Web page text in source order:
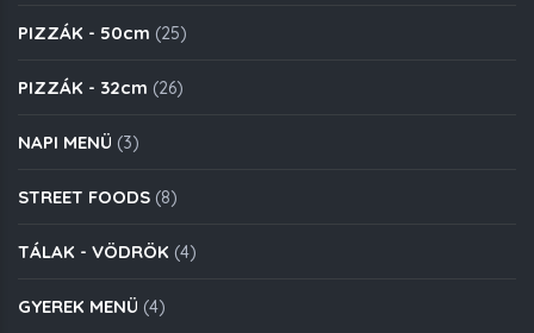
PIZZÁK - 50cm (25)
PIZZÁK - 32cm (26)
NAPI MENÜ (3)
STREET FOODS (8)
TÁLAK - VÖDRÖK (4)
GYEREK MENÜ (4)